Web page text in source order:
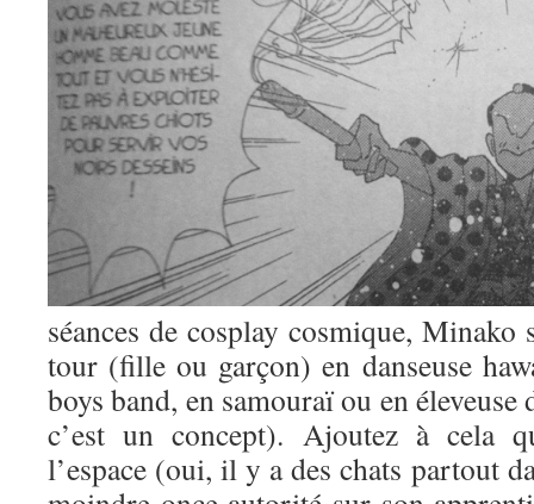
séances de cosplay cosmique,
tour (fille ou garçon) en danseuse
boys band, en samouraï ou en éleveuse
c’est un concept). Ajoutez à cela
l’espace (oui, il y a des chats partout